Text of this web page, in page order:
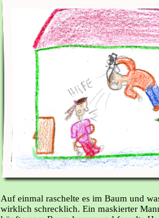
Auf einmal raschelte es im Baum und
wirklich schrecklich. Ein maskierter